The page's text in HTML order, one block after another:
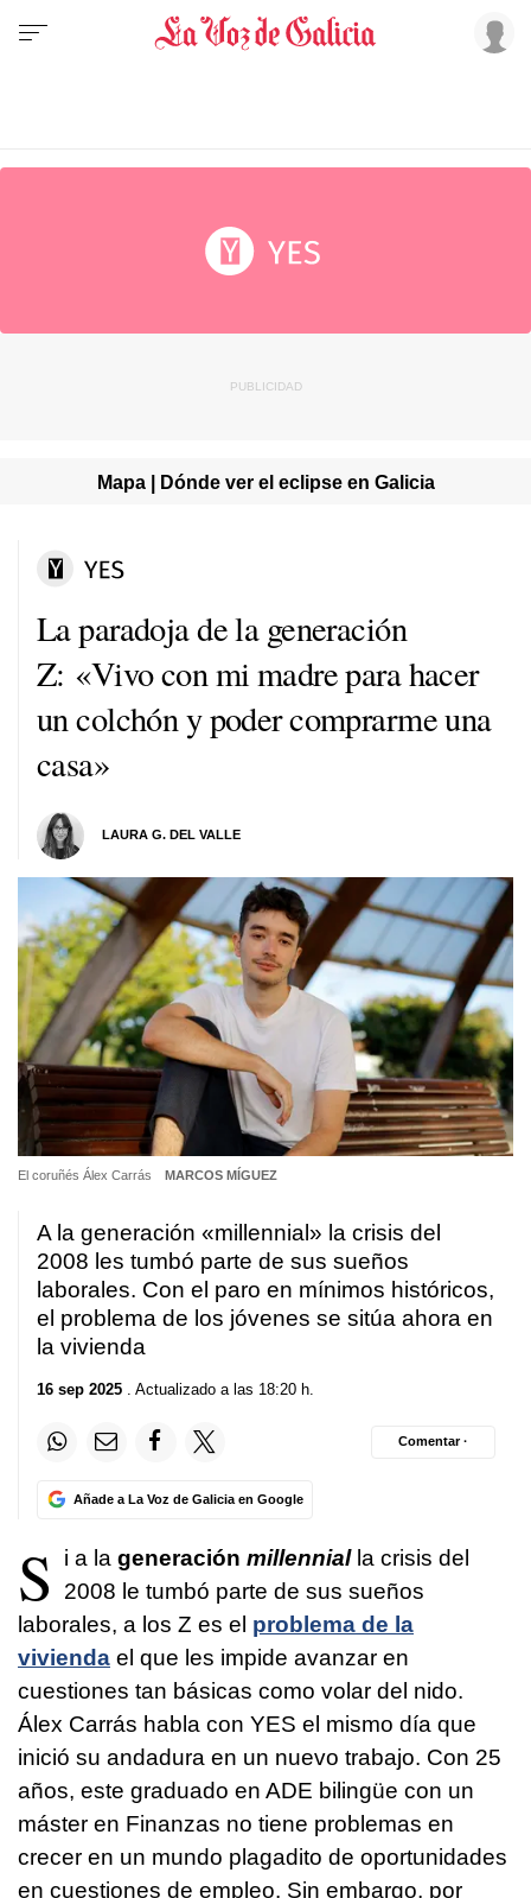
Mapa | Dónde ver el eclipse en Galicia
La paradoja de la generación
Z: «Vivo con mi madre para hacer
un colchón y poder comprarme una
casa»
LAURA G. DEL VALLE
El coruñés Álex Carrás MARCOS MÍGUEZ
A la generación «millennial» la crisis del
2008 les tumbó parte de sus sueños
laborales. Con el paro en mínimos históricos,
el problema de los jóvenes se sitúa ahora en
la vivienda
16 sep 2025 . Actualizado a las 18:20 h.
Añade a La Voz de Galicia en Google
Comentar ·
S i a la generación millennial la crisis del
2008 le tumbó parte de sus sueños
laborales, a los Z es el problema de la
vivienda el que les impide avanzar en
cuestiones tan básicas como volar del nido.
Álex Carrás habla con YES el mismo día que
inició su andadura en un nuevo trabajo. Con 25
años, este graduado en ADE bilingüe con un
máster en Finanzas no tiene problemas en
crecer en un mundo plagadito de oportunidades
en cuestiones de empleo. Sin embargo, por